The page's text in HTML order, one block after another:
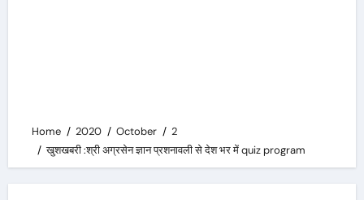
Home 2020 October
2
खुशखबरी :श्री अग्रसेन ज्ञान प्रशनावली से देश भर में quiz program